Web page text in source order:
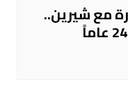
مع شيرين..